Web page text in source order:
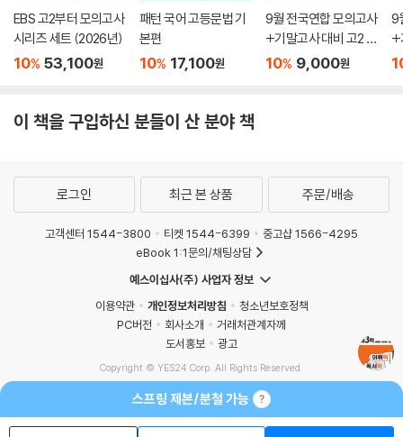
EBS 고2부터 모의고사
시리즈 세트 (2026년)
10% 53,100원
패턴 국어 고등문법 기
본편
10% 17,100원
9월 전국연합 모의고사
+기말고사 대비 고2 국
어 7개년 (2026년)
10% 9,000원
9
+
이 책을 구입하신 분들이 산 분야 책
스프링 제본/분철 가능
로그인 최근 본 상품 주문/배송
고객센터 1544-3800 티켓 1544-6399
중고샵 1566-4295
eBook 1:1문의/채팅상담
예스이십사(주) 사업자 정보
이용약관
개인정보처리방침
청소년보호정책
PC버전
회사소개
거래처관계자께
도서홍보
광고
Copyright © YES24 Corp. All Rights Reserved.
MATOM15